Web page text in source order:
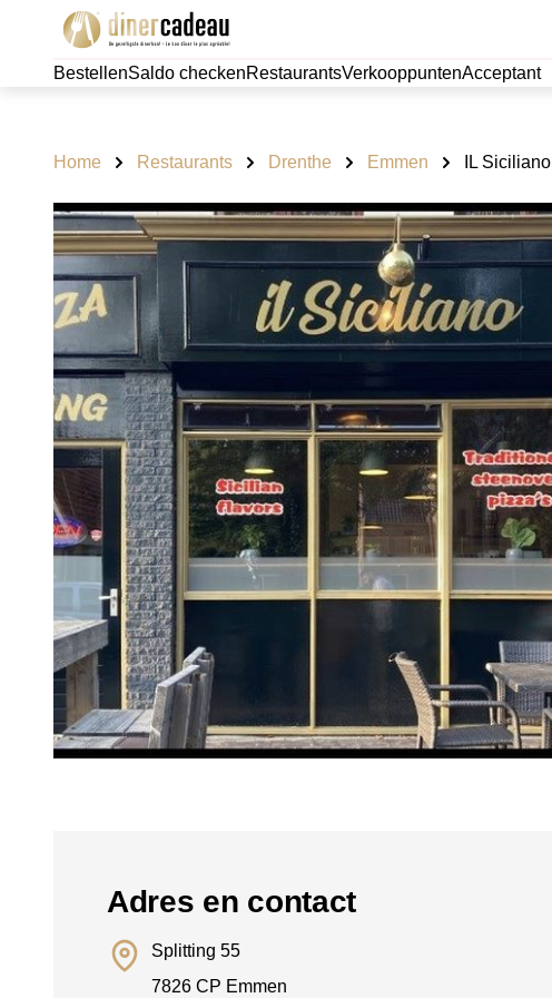
BestellenSaldo checkenRestaurantsVerkooppuntenAcceptant
Home Restaurants Drenthe Emmen IL Siciliano
Adres en contact
Splitting 55
7826 CP Emmen